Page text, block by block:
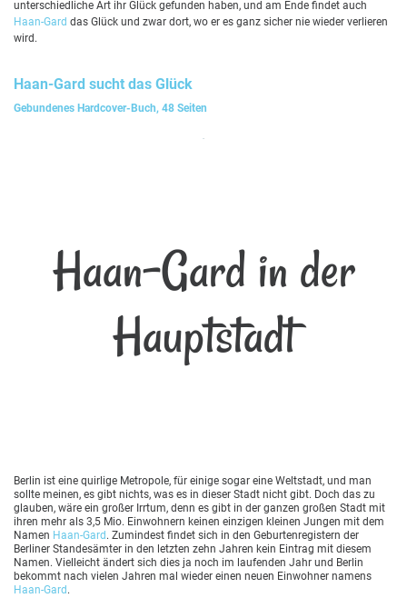
unterschiedliche Art ihr Glück gefunden haben, und am Ende findet auch
Haan-Gard das Glück und zwar dort, wo er es ganz sicher nie wieder verlieren
wird.
Haan-Gard sucht das Glück
Gebundenes Hardcover-Buch, 48 Seiten
Haan-Gard in der
Hauptstadt
Berlin ist eine quirlige Metropole, für einige sogar eine Weltstadt, und man
sollte meinen, es gibt nichts, was es in dieser Stadt nicht gibt. Doch das zu
glauben, wäre ein großer Irrtum, denn es gibt in der ganzen großen Stadt mit
ihren mehr als 3,5 Mio. Einwohnern keinen einzigen kleinen Jungen mit dem
Namen Haan-Gard . Zumindest findet sich in den Geburtenregistern der
Berliner Standesämter in den letzten zehn Jahren kein Eintrag mit diesem
Namen. Vielleicht ändert sich dies ja noch im laufenden Jahr und Berlin
bekommt nach vielen Jahren mal wieder einen neuen Einwohner namens
Haan-Gard .